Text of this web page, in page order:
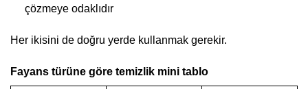
çözmeye odaklıdır
Her ikisini de doğru yerde kullanmak gerekir.
Fayans türüne göre temizlik mini tablo